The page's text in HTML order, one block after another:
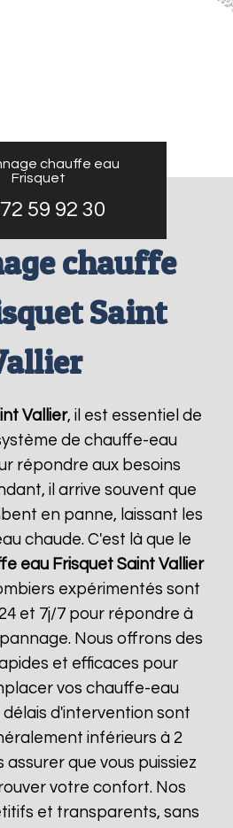
chauffe eau
Frisquet
59 92 30
chauffe
Saint
Vallier, il est essentiel de
de chauffe-eau
répondre aux besoins
il arrive souvent que
en panne, laissant les
chaude. C'est là que le
eau Frisquet Saint Vallier
expérimentés sont
et 7j/7 pour répondre à
Nous offrons des
et efficaces pour
vos chauffe-eau
d'intervention sont
inférieurs à 2
assurer que vous puissiez
votre confort. Nos
et transparents, sans